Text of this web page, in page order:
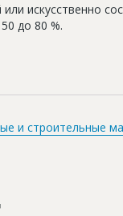
искусственно
до 80 %.
и строительные